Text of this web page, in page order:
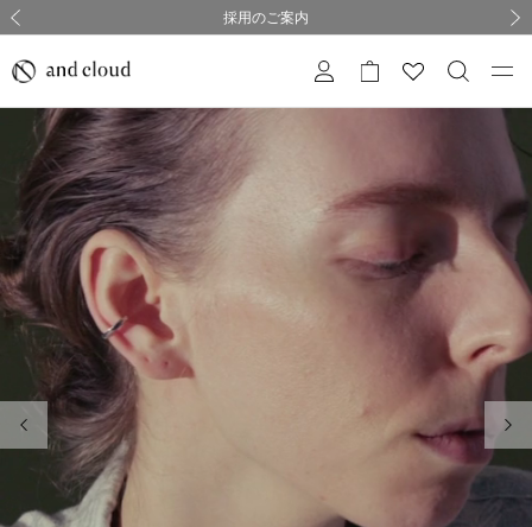
採用のご案内
熊本県熊本地方を震源とする地震の影響について
夏季休業についてのご案内
購入証明書ペーパーレス化のお知らせ
採用のご案内
熊本県熊本地方を震源とする地震の影響について
前の画像